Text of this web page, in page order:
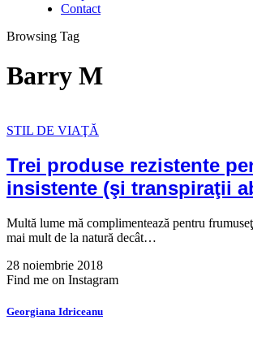
Contact
Browsing Tag
Barry M
STIL DE VIAŢĂ
Trei produse rezistente
insistente (şi transpiraţii
Multă lume mă complimentează pentru
mai mult de la natură decât…
28 noiembrie 2018
Find me on Instagram
Georgiana Idriceanu